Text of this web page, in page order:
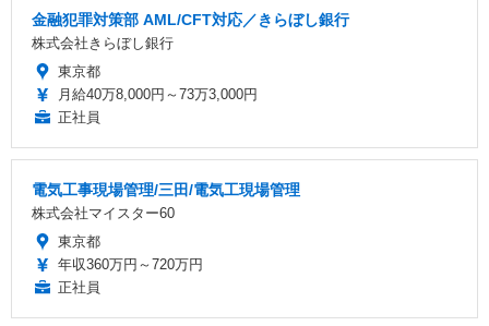
金融犯罪対策部 AML/CFT対応／きらぼし銀行
株式会社きらぼし銀行
東京都
月給40万8,000円～73万3,000円
正社員
電気工事現場管理/三田/電気工現場管理
株式会社マイスター60
東京都
年収360万円～720万円
正社員